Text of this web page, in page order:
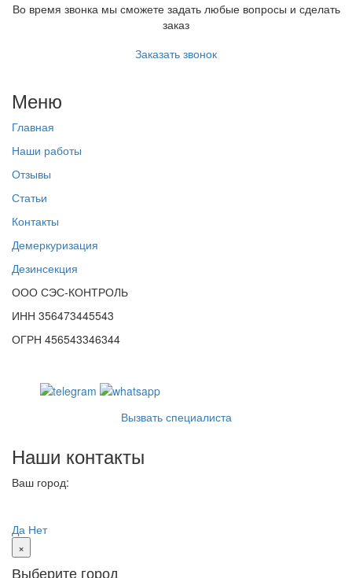
Во время звонка мы сможете задать любые вопросы и сделать
заказ
Заказать звонок
Меню
Главная
Наши работы
Отзывы
Статьи
Контакты
Демеркуризация
Дезинсекция
ООО СЭС-КОНТРОЛЬ
ИНН 356473445543
ОГРН 456543346344
Вызвать специалиста
Наши контакты
Ваш город:
Да Нет
×
Выберите город